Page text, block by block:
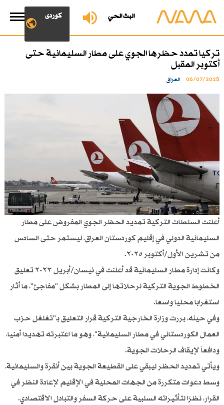
البث الحي کوردی
تركيا تمدد حظرها الجوي على مطار السليمانية حتى
أكتوبر المقبل
06/07/2025 العراق
أعلنت السلطات التركية تمديد الحظر الجوي المفروض على مطار
السليمانية الدولي في إقليم كوردستان العراق، ليستمر حتى السادس
من تشرين الأول/أكتوبر ٢٠٢٥.
وكانت إدارة مطار السليمانية قد أعلنت في نيسان/أبريل ٢٠٢٣ تعليق
الخطوط الجوية التركية لرحلاتها إلى المطار بشكل "مفاجئ"، ما أثار
استغرابا محليا واسعا.
وفي حينه، بررت وزارة الخارجية التركية قرار التعليق بـ"تغلغل حزب
العمال الكوردستاني في مطار السليمانية"، وهو ما اعتبرته تهديدا أمنيا،
ودافعاً لإيقاف الرحلات الجوية.
ويأتي تمديد الحظر ليبقي على القطيعة الجوية بين أنقرة والسليمانية،
وسط دعوات متكررة من الجهات المحلية في الإقليم لإعادة النظر في
القرار، نظرًا لتأثيراته السلبية على حركة السفر والتبادل الاقتصادي.